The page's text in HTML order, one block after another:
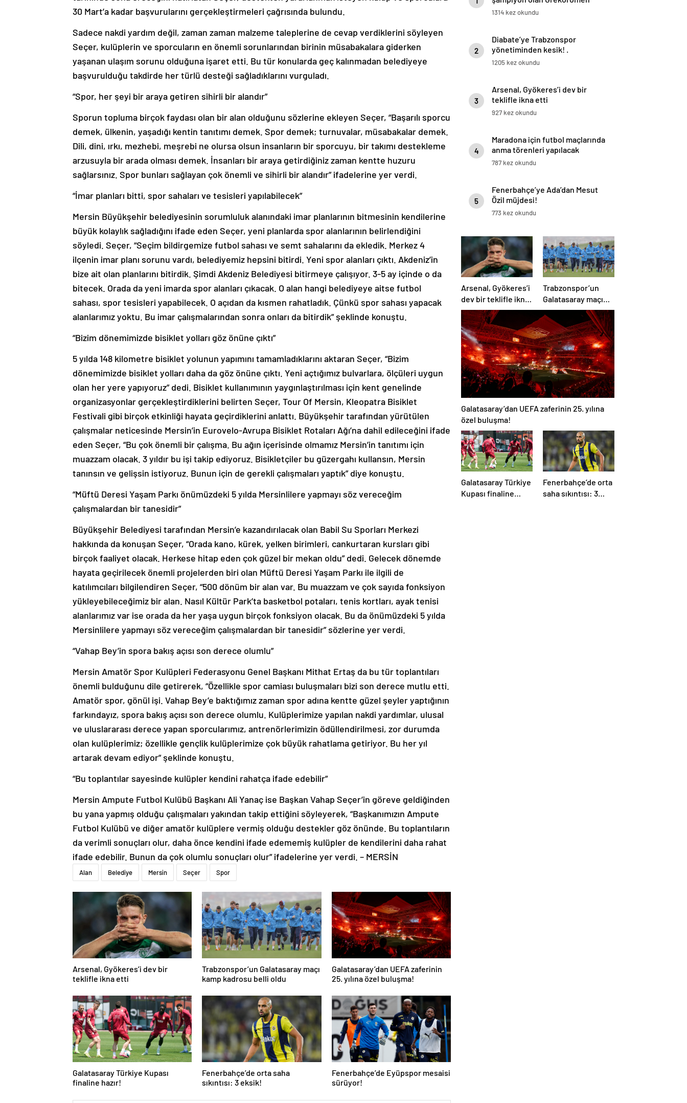
30 Mart’a kadar başvurularını gerçekleştirmeleri çağrısında bulundu.
Sadece nakdi yardım değil, zaman zaman malzeme taleplerine de cevap verdiklerini söyleyen
Seçer, kulüplerin ve sporcuların en önemli sorunlarından birinin müsabakalara giderken
yaşanan ulaşım sorunu olduğuna işaret etti. Bu tür konularda geç kalınmadan belediyeye
başvurulduğu takdirde her türlü desteği sağladıklarını vurguladı.
“Spor, her şeyi bir araya getiren sihirli bir alandır”
Sporun topluma birçok faydası olan bir alan olduğunu sözlerine ekleyen Seçer, “Başarılı sporcu
demek, ülkenin, yaşadığı kentin tanıtımı demek. Spor demek; turnuvalar, müsabakalar demek.
Dili, dini, ırkı, mezhebi, meşrebi ne olursa olsun insanların bir sporcuyu, bir takımı destekleme
arzusuyla bir arada olması demek. İnsanları bir araya getirdiğiniz zaman kentte huzuru
sağlarsınız. Spor bunları sağlayan çok önemli ve sihirli bir alandır” ifadelerine yer verdi.
“İmar planları bitti, spor sahaları ve tesisleri yapılabilecek”
Mersin Büyükşehir belediyesinin sorumluluk alanındaki imar planlarının bitmesinin kendilerine
büyük kolaylık sağladığını ifade eden Seçer, yeni planlarda spor alanlarının belirlendiğini
söyledi. Seçer, “Seçim bildirgemize futbol sahası ve semt sahalarını da ekledik. Merkez 4
ilçenin imar planı sorunu vardı, belediyemiz hepsini bitirdi. Yeni spor alanları çıktı. Akdeniz’in
bize ait olan planlarını bitirdik. Şimdi Akdeniz Belediyesi bitirmeye çalışıyor. 3-5 ay içinde o da
bitecek. Orada da yeni imarda spor alanları çıkacak. O alan hangi belediyeye aitse futbol
sahası, spor tesisleri yapabilecek. O açıdan da kısmen rahatladık. Çünkü spor sahası yapacak
alanlarımız yoktu. Bu imar çalışmalarından sonra onları da bitirdik” şeklinde konuştu.
“Bizim dönemimizde bisiklet yolları göz önüne çıktı”
5 yılda 148 kilometre bisiklet yolunun yapımını tamamladıklarını aktaran Seçer, “Bizim
dönemimizde bisiklet yolları daha da göz önüne çıktı. Yeni açtığımız bulvarlara, ölçüleri uygun
olan her yere yapıyoruz” dedi. Bisiklet kullanımının yaygınlaştırılması için kent genelinde
organizasyonlar gerçekleştirdiklerini belirten Seçer, Tour Of Mersin, Kleopatra Bisiklet
Festivali gibi birçok etkinliği hayata geçirdiklerini anlattı. Büyükşehir tarafından yürütülen
çalışmalar neticesinde Mersin’in Eurovelo-Avrupa Bisiklet Rotaları Ağı’na dahil edileceğini ifade
eden Seçer, “Bu çok önemli bir çalışma. Bu ağın içerisinde olmamız Mersin’in tanıtımı için
muazzam olacak. 3 yıldır bu işi takip ediyoruz. Bisikletçiler bu güzergahı kullansın, Mersin
tanınsın ve gelişsin istiyoruz. Bunun için de gerekli çalışmaları yaptık” diye konuştu.
“Müftü Deresi Yaşam Parkı önümüzdeki 5 yılda Mersinlilere yapmayı söz vereceğim
çalışmalardan bir tanesidir”
Büyükşehir Belediyesi tarafından Mersin’e kazandırılacak olan Babil Su Sporları Merkezi
hakkında da konuşan Seçer, “Orada kano, kürek, yelken birimleri, cankurtaran kursları gibi
birçok faaliyet olacak. Herkese hitap eden çok güzel bir mekan oldu” dedi. Gelecek dönemde
hayata geçirilecek önemli projelerden biri olan Müftü Deresi Yaşam Parkı ile ilgili de
katılımcıları bilgilendiren Seçer, “500 dönüm bir alan var. Bu muazzam ve çok sayıda fonksiyon
yükleyebileceğimiz bir alan. Nasıl Kültür Park’ta basketbol potaları, tenis kortları, ayak tenisi
alanlarımız var ise orada da her yaşa uygun birçok fonksiyon olacak. Bu da önümüzdeki 5 yılda
Mersinlilere yapmayı söz vereceğim çalışmalardan bir tanesidir” sözlerine yer verdi.
“Vahap Bey’in spora bakış açısı son derece olumlu”
Mersin Amatör Spor Kulüpleri Federasyonu Genel Başkanı Mithat Ertaş da bu tür toplantıları
önemli bulduğunu dile getirerek, “Özellikle spor camiası buluşmaları bizi son derece mutlu etti.
Amatör spor, gönül işi. Vahap Bey’e baktığımız zaman spor adına kentte güzel şeyler yaptığının
farkındayız, spora bakış açısı son derece olumlu. Kulüplerimize yapılan nakdi yardımlar, ulusal
ve uluslararası derece yapan sporcularımız, antrenörlerimizin ödüllendirilmesi, zor durumda
olan kulüplerimiz; özellikle gençlik kulüplerimize çok büyük rahatlama getiriyor. Bu her yıl
artarak devam ediyor” şeklinde konuştu.
“Bu toplantılar sayesinde kulüpler kendini rahatça ifade edebilir”
Mersin Ampute Futbol Kulübü Başkanı Ali Yanaç ise Başkan Vahap Seçer’in göreve geldiğinden
bu yana yapmış olduğu çalışmaları yakından takip ettiğini söyleyerek, “Başkanımızın Ampute
Futbol Kulübü ve diğer amatör kulüplere vermiş olduğu destekler göz önünde. Bu toplantıların
da verimli sonuçları olur, daha önce kendini ifade edememiş kulüpler de kendilerini daha rahat
ifade edebilir. Bunun da çok olumlu sonuçları olur” ifadelerine yer verdi. – MERSİN
Alan Belediye Mersin Seçer Spor
Arsenal, Gyökeres’i dev bir
teklifle ikna etti
Trabzonspor’un Galatasaray maçı
kamp kadrosu belli oldu
Galatasaray’dan UEFA zaferinin
25. yılına özel buluşma!
Galatasaray Türkiye Kupası
finaline hazır!
Fenerbahçe’de orta saha
sıkıntısı: 3 eksik!
Fenerbahçe’de Eyüpspor mesaisi
sürüyor!
Güreş Milli Takımı yurda döndü
1314 kez okundu
2
Diabate’ye Trabzonspor
yönetiminden kesik! .
1205 kez okundu
3
Arsenal, Gyökeres’i dev bir
teklifle ikna etti
927 kez okundu
4
Maradona için futbol maçlarında
anma törenleri yapılacak
787 kez okundu
5
Fenerbahçe’ye Ada’dan Mesut
Özil müjdesi!
773 kez okundu
Arsenal, Gyökeres’i
dev bir teklifle ikna
etti
Trabzonspor’un
Galatasaray maçı
kamp kadrosu belli
oldu
Galatasaray’dan UEFA zaferinin 25. yılına
özel buluşma!
Galatasaray Türkiye
Kupası finaline
Fenerbahçe’de orta
saha sıkıntısı: 3